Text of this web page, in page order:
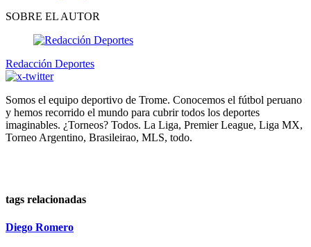
SOBRE EL AUTOR
Redacción Deportes
Somos el equipo deportivo de Trome. Conocemos el fútbol peruano
y hemos recorrido el mundo para cubrir todos los deportes
imaginables. ¿Torneos? Todos. La Liga, Premier League, Liga MX,
Torneo Argentino, Brasileirao, MLS, todo.
tags relacionadas
Diego Romero